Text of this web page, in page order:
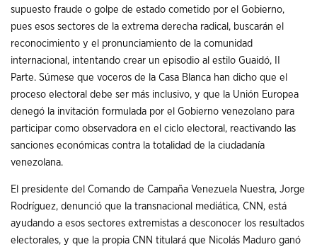
supuesto fraude o golpe de estado cometido por el Gobierno,
pues esos sectores de la extrema derecha radical, buscarán el
reconocimiento y el pronunciamiento de la comunidad
internacional, intentando crear un episodio al estilo Guaidó, II
Parte. Súmese que voceros de la Casa Blanca han dicho que el
proceso electoral debe ser más inclusivo, y que la Unión Europea
denegó la invitación formulada por el Gobierno venezolano para
participar como observadora en el ciclo electoral, reactivando las
sanciones económicas contra la totalidad de la ciudadanía
venezolana.
El presidente del Comando de Campaña Venezuela Nuestra, Jorge
Rodríguez, denunció que la transnacional mediática, CNN, está
ayudando a esos sectores extremistas a desconocer los resultados
electorales, y que la propia CNN titulará que Nicolás Maduro ganó